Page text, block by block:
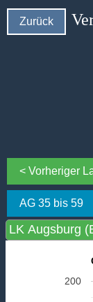
Zurück
< Vorheriger
AG 35 bis 59
200